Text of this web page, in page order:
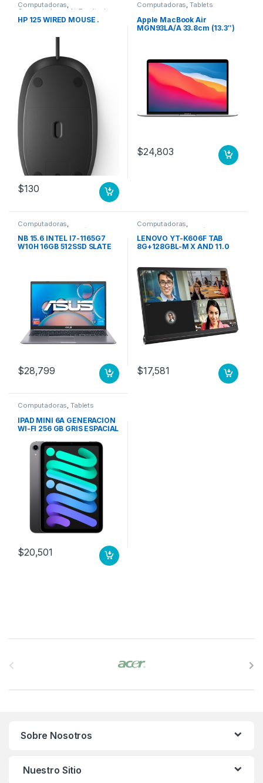
Computadoras,
Computadoras de Escritorio
HP 125 WIRED MOUSE .
$130
Computadoras,Tablets
Apple MacBook Air
MGN93LA/A 33.8cm (13.3″)
256GB SSD – Plata – macOS
Big Sur – Pantalla Retina,
Tecnología True Tone,
Tecnología conmutación
en el mismo plano (In-
plane Switching, IPS) – 15Ho
8N GPU 7N 256 GB SSD
PLATA
$24,803
Computadoras
Computadoras Portátiles
NB 15.6 INTEL I7-1165G7
W10H 16GB 512SSD SLATE
$28,799
Computadoras
Computadoras Portátiles
LENOVO YT-K606F TAB
8G+128GBL-M X AND 11.0
$17,581
Computadoras,Tablets
IPAD MINI 6A GENERACION
WI-FI 256 GB GRIS ESPACIAL
$20,501
Sobre Nosotros
Nuestro Sitio